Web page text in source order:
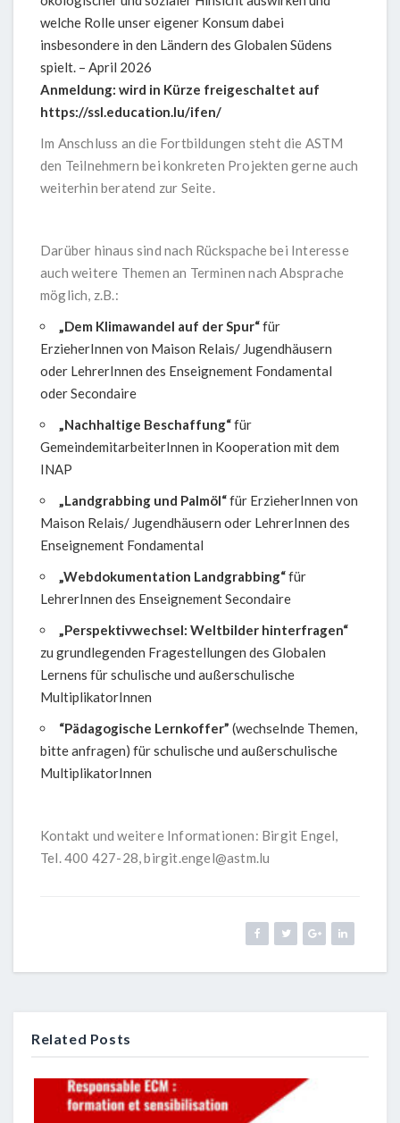
welche Rolle unser eigener Konsum dabei
insbesondere in den Ländern des Globalen Südens
spielt. – April 2026
Anmeldung: wird in Kürze freigeschaltet auf
https://ssl.education.lu/ifen/
Im Anschluss an die Fortbildungen steht die ASTM
den Teilnehmern bei konkreten Projekten gerne auch
weiterhin beratend zur Seite.
Darüber hinaus sind nach Rückspache bei Interesse
auch weitere Themen an Terminen nach Absprache
möglich, z.B.:
„Dem Klimawandel auf der Spur“für
ErzieherInnen von Maison Relais/ Jugendhäusern
oder LehrerInnen des Enseignement Fondamental
oder Secondaire
„Nachhaltige Beschaffung“für
GemeindemitarbeiterInnen in Kooperation mit dem
INAP
„Landgrabbing und Palmöl“für ErzieherInnen von
Maison Relais/ Jugendhäusern oder LehrerInnen des
Enseignement Fondamental
„Webdokumentation Landgrabbing“für
LehrerInnen des Enseignement Secondaire
„Perspektivwechsel: Weltbilder hinterfragen“
zu grundlegenden Fragestellungen des Globalen
Lernens für schulische und außerschulische
MultiplikatorInnen
“Pädagogische Lernkoffer” (wechselnde Themen,
bitte anfragen) für schulische und außerschulische
MultiplikatorInnen
Kontakt und weitere Informationen: Birgit Engel,
Tel. 400 427-28,birgit.engel@astm.lu
Related Posts